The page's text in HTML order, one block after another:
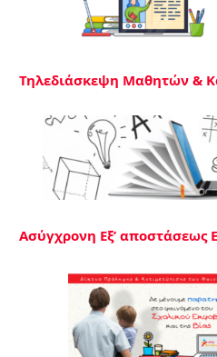
Τηλεδιάσκεψη Μαθητών &
Ασύγχρονη Εξ’ αποστάσεως